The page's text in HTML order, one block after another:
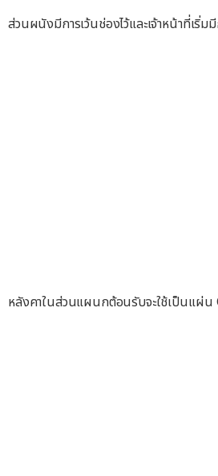
ส่วนผนังมีการเว้นช่องไว้และเจ้าหน้าที่เริ่ม
หลังคาในส่วนแผนกต้อนรับจะใช้เป็นแผ่